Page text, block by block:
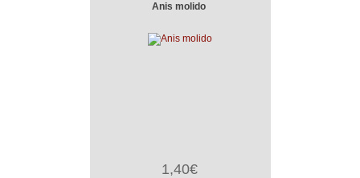
Anis molido
1,40€